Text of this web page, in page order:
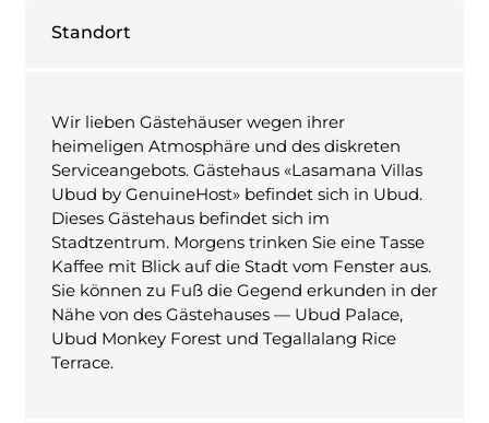
Standort
Wir lieben Gästehäuser wegen ihrer
heimeligen Atmosphäre und des diskreten
Serviceangebots. Gästehaus «Lasamana Villas
Ubud by GenuineHost» befindet sich in Ubud.
Dieses Gästehaus befindet sich im
Stadtzentrum. Morgens trinken Sie eine Tasse
Kaffee mit Blick auf die Stadt vom Fenster aus.
Sie können zu Fuß die Gegend erkunden in der
Nähe von des Gästehauses — Ubud Palace,
Ubud Monkey Forest und Tegallalang Rice
Terrace.